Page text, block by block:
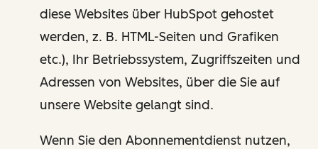
diese Websites über HubSpot gehostet
werden, z. B. HTML-Seiten und Grafiken
etc.), Ihr Betriebssystem, Zugriffszeiten und
Adressen von Websites, über die Sie auf
unsere Website gelangt sind.
Wenn Sie den Abonnementdienst nutzen,